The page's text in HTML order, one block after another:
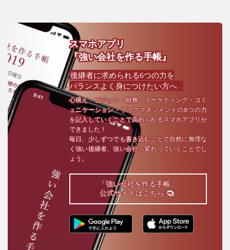
スマホアプリ
『強い会社を作る手帳』
後継者に求められる6つの力を
バランスよく身につけたい方へ
心構え・ビジョン・財務・マーケティング・コミ
ュニケーション・リスクマネジメントの6つの力
を記入していくことで高められるスマホアプリが
できました！
毎日、少しずつでも書き込むことで自然に無理な
く強い後継者、強い会社へ変わっていくことでし
ょう。
「強い会社を作る手帳」
公式サイトはこちら